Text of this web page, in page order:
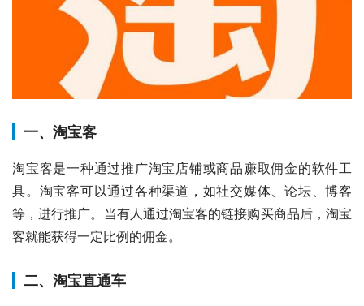
一、淘宝客
淘宝客是一种通过推广淘宝店铺或商品赚取佣金的软件工
具。淘宝客可以通过各种渠道，如社交媒体、论坛、博客
等，进行推广。当有人通过淘宝客的链接购买商品后，淘宝
客就能获得一定比例的佣金。
二、淘宝直通车